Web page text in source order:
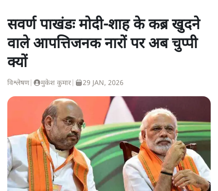
सवर्ण पाखंडः मोदी-शाह के कब्र खुदने
वाले आपत्तिजनक नारों पर अब चुप्पी
क्यों
विश्लेषण| मुकेश कुमार 29 JAN, 2026